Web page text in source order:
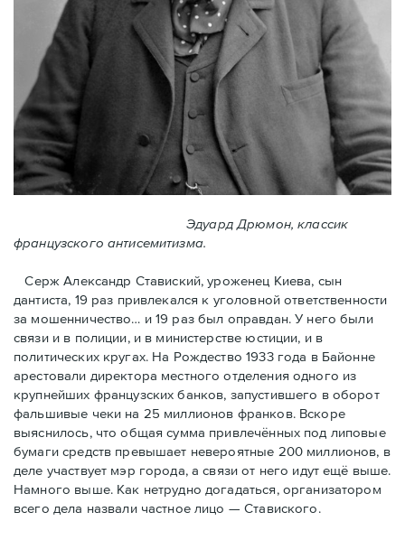
Эдуард Дрюмон, классик
французского антисемитизма.
Серж Александр Ставиский, уроженец Киева, сын
дантиста, 19 раз привлекался к уголовной ответственности
за мошенничество… и 19 раз был оправдан. У него были
связи и в полиции, и в министерстве юстиции, и в
политических кругах. На Рождество 1933 года в Байoнне
арестовали директора местного отделения одного из
крупнейших французских банков, запустившего в оборот
фальшивые чеки на 25 миллионов франков. Вскоре
выяснилось, что общая сумма привлечённых под липовые
бумаги средств превышает невероятные 200 миллионов, в
деле участвует мэр города, a связи от него идут ещё выше.
Намного выше. Как нетрудно догадаться, организатором
всего дела назвали частное лицо — Ставиского.